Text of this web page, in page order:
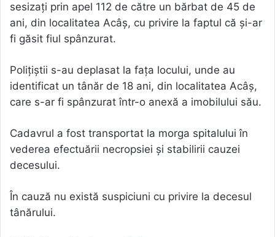
sesizați prin apel 112 de către un bărbat de 45 de
ani, din localitatea Acâș, cu privire la faptul că și-ar
fi găsit fiul spânzurat.
Polițiștii s-au deplasat la fața locului, unde au
identificat un tânăr de 18 ani, din localitatea Acâș,
care s-ar fi spânzurat într-o anexă a imobilului său.
Cadavrul a fost transportat la morga spitalului în
vederea efectuării necropsiei și stabilirii cauzei
decesului.
În cauză nu există suspiciuni cu privire la decesul
tânărului.